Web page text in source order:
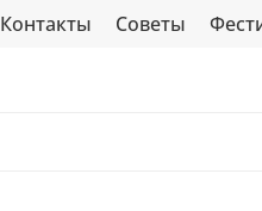
Контакты Советы